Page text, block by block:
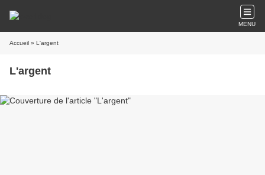
MENU
Accueil » L'argent
L'argent